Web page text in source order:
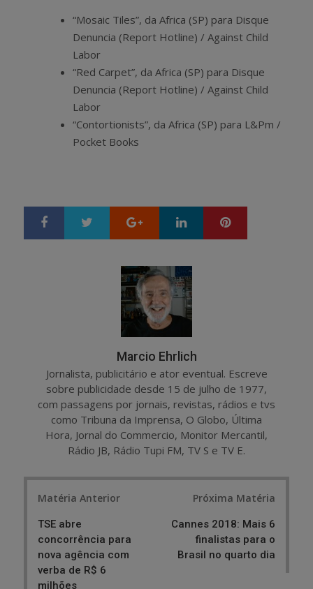
“Mosaic Tiles”, da Africa (SP) para Disque
Denuncia (Report Hotline) / Against Child
Labor
“Red Carpet”, da Africa (SP) para Disque
Denuncia (Report Hotline) / Against Child
Labor
“Contortionists”, da Africa (SP) para L&Pm /
Pocket Books
Google+ LinkedIn
Marcio Ehrlich
Jornalista, publicitário e ator eventual. Escreve
sobre publicidade desde 15 de julho de 1977,
com passagens por jornais, revistas, rádios e tvs
como Tribuna da Imprensa, O Globo, Última
Hora, Jornal do Commercio, Monitor Mercantil,
Rádio JB, Rádio Tupi FM, TV S e TV E.
Matéria Anterior
TSE abre
concorrência para
nova agência com
verba de R$ 6
milhões
Próxima Matéria
Cannes 2018: Mais 6
finalistas para o
Brasil no quarto dia